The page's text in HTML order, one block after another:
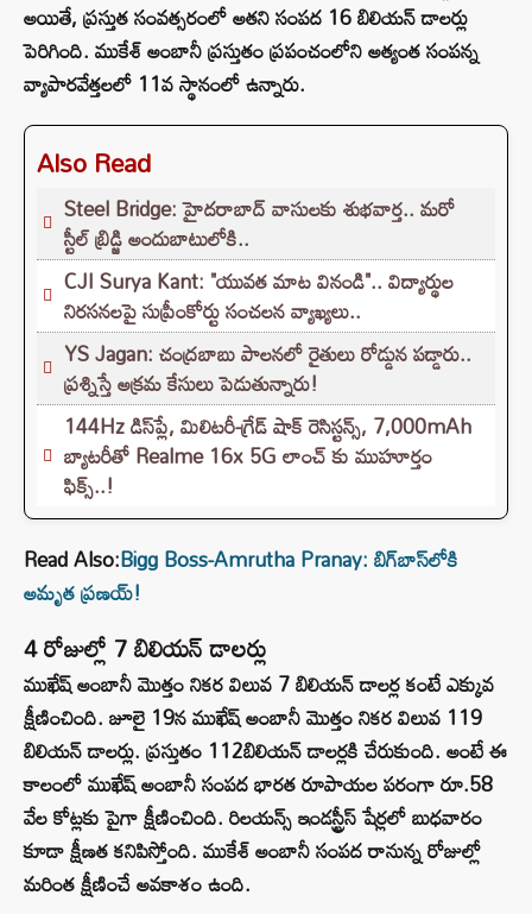
అయితే, ప్రస్తుత సంవత్సరంలో అతని సంపద 16 బిలియన్ డాలర్లు
పెరిగింది. ముకేశ్ అంబానీ ప్రస్తుతం ప్రపంచంలోని అత్యంత సంపన్న
వ్యాపారవేత్తలలో 11వ స్థానంలో ఉన్నారు.
Also Read
Steel Bridge: హైదరాబాద్ వాసులకు శుభవార్త.. మరో
స్టీల్ బ్రిడ్జి అందుబాటులోకి..
CJI Surya Kant: "యువత మాట వినండి".. విద్యార్థుల
నిరసనలపై సుప్రీంకోర్టు సంచలన వ్యాఖ్యలు..
YS Jagan: చంద్రబాబు పాలనలో రైతులు రోడ్డున పడ్డారు..
ప్రశ్నిస్తే అక్రమ కేసులు పెడుతున్నారు!
144Hz డిస్‌ప్లే, మిలిటరీ-గ్రేడ్ షాక్ రెసిస్టన్స్, 7,000mAh
బ్యాటరీతో Realme 16x 5G లాంచ్ కు ముహూర్తం
ఫిక్స్..!
Read Also:Bigg Boss-Amrutha Pranay: బిగ్‌బాస్‌లోకి
అమృత ప్రణయ్!
4 రోజుల్లో 7 బిలియన్ డాలర్లు
ముఖేష్ అంబానీ మొత్తం నికర విలువ 7 బిలియన్ డాలర్ల కంటే ఎక్కువ
క్షీణించింది. జూలై 19న ముఖేష్ అంబానీ మొత్తం నికర విలువ 119
బిలియన్ డాలర్లు. ప్రస్తుతం 112బిలియన్ డాలర్లకి చేరుకుంది. అంటే ఈ
కాలంలో ముఖేష్ అంబానీ సంపద భారత రూపాయల పరంగా రూ.58
వేల కోట్లకు పైగా క్షీణించింది. రిలయన్స్ ఇండస్ట్రీస్ షేర్లలో బుధవారం
కూడా క్షీణత కనిపిస్తోంది. ముకేశ్ అంబానీ సంపద రానున్న రోజుల్లో
మరింత క్షీణించే అవకాశం ఉంది.